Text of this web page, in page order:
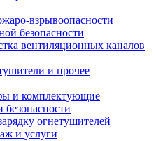
взрывоопасности
безопасности
вентиляционных каналов
и прочее
и комплектующие
безопасности
огнетушителей
и услуги